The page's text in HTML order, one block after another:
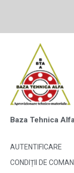
Baza Tehnica
AUTENTIFICARE
CONDIȚII DE